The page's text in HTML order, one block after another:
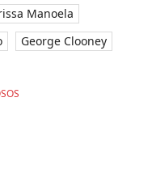
Manoela
George Clooney